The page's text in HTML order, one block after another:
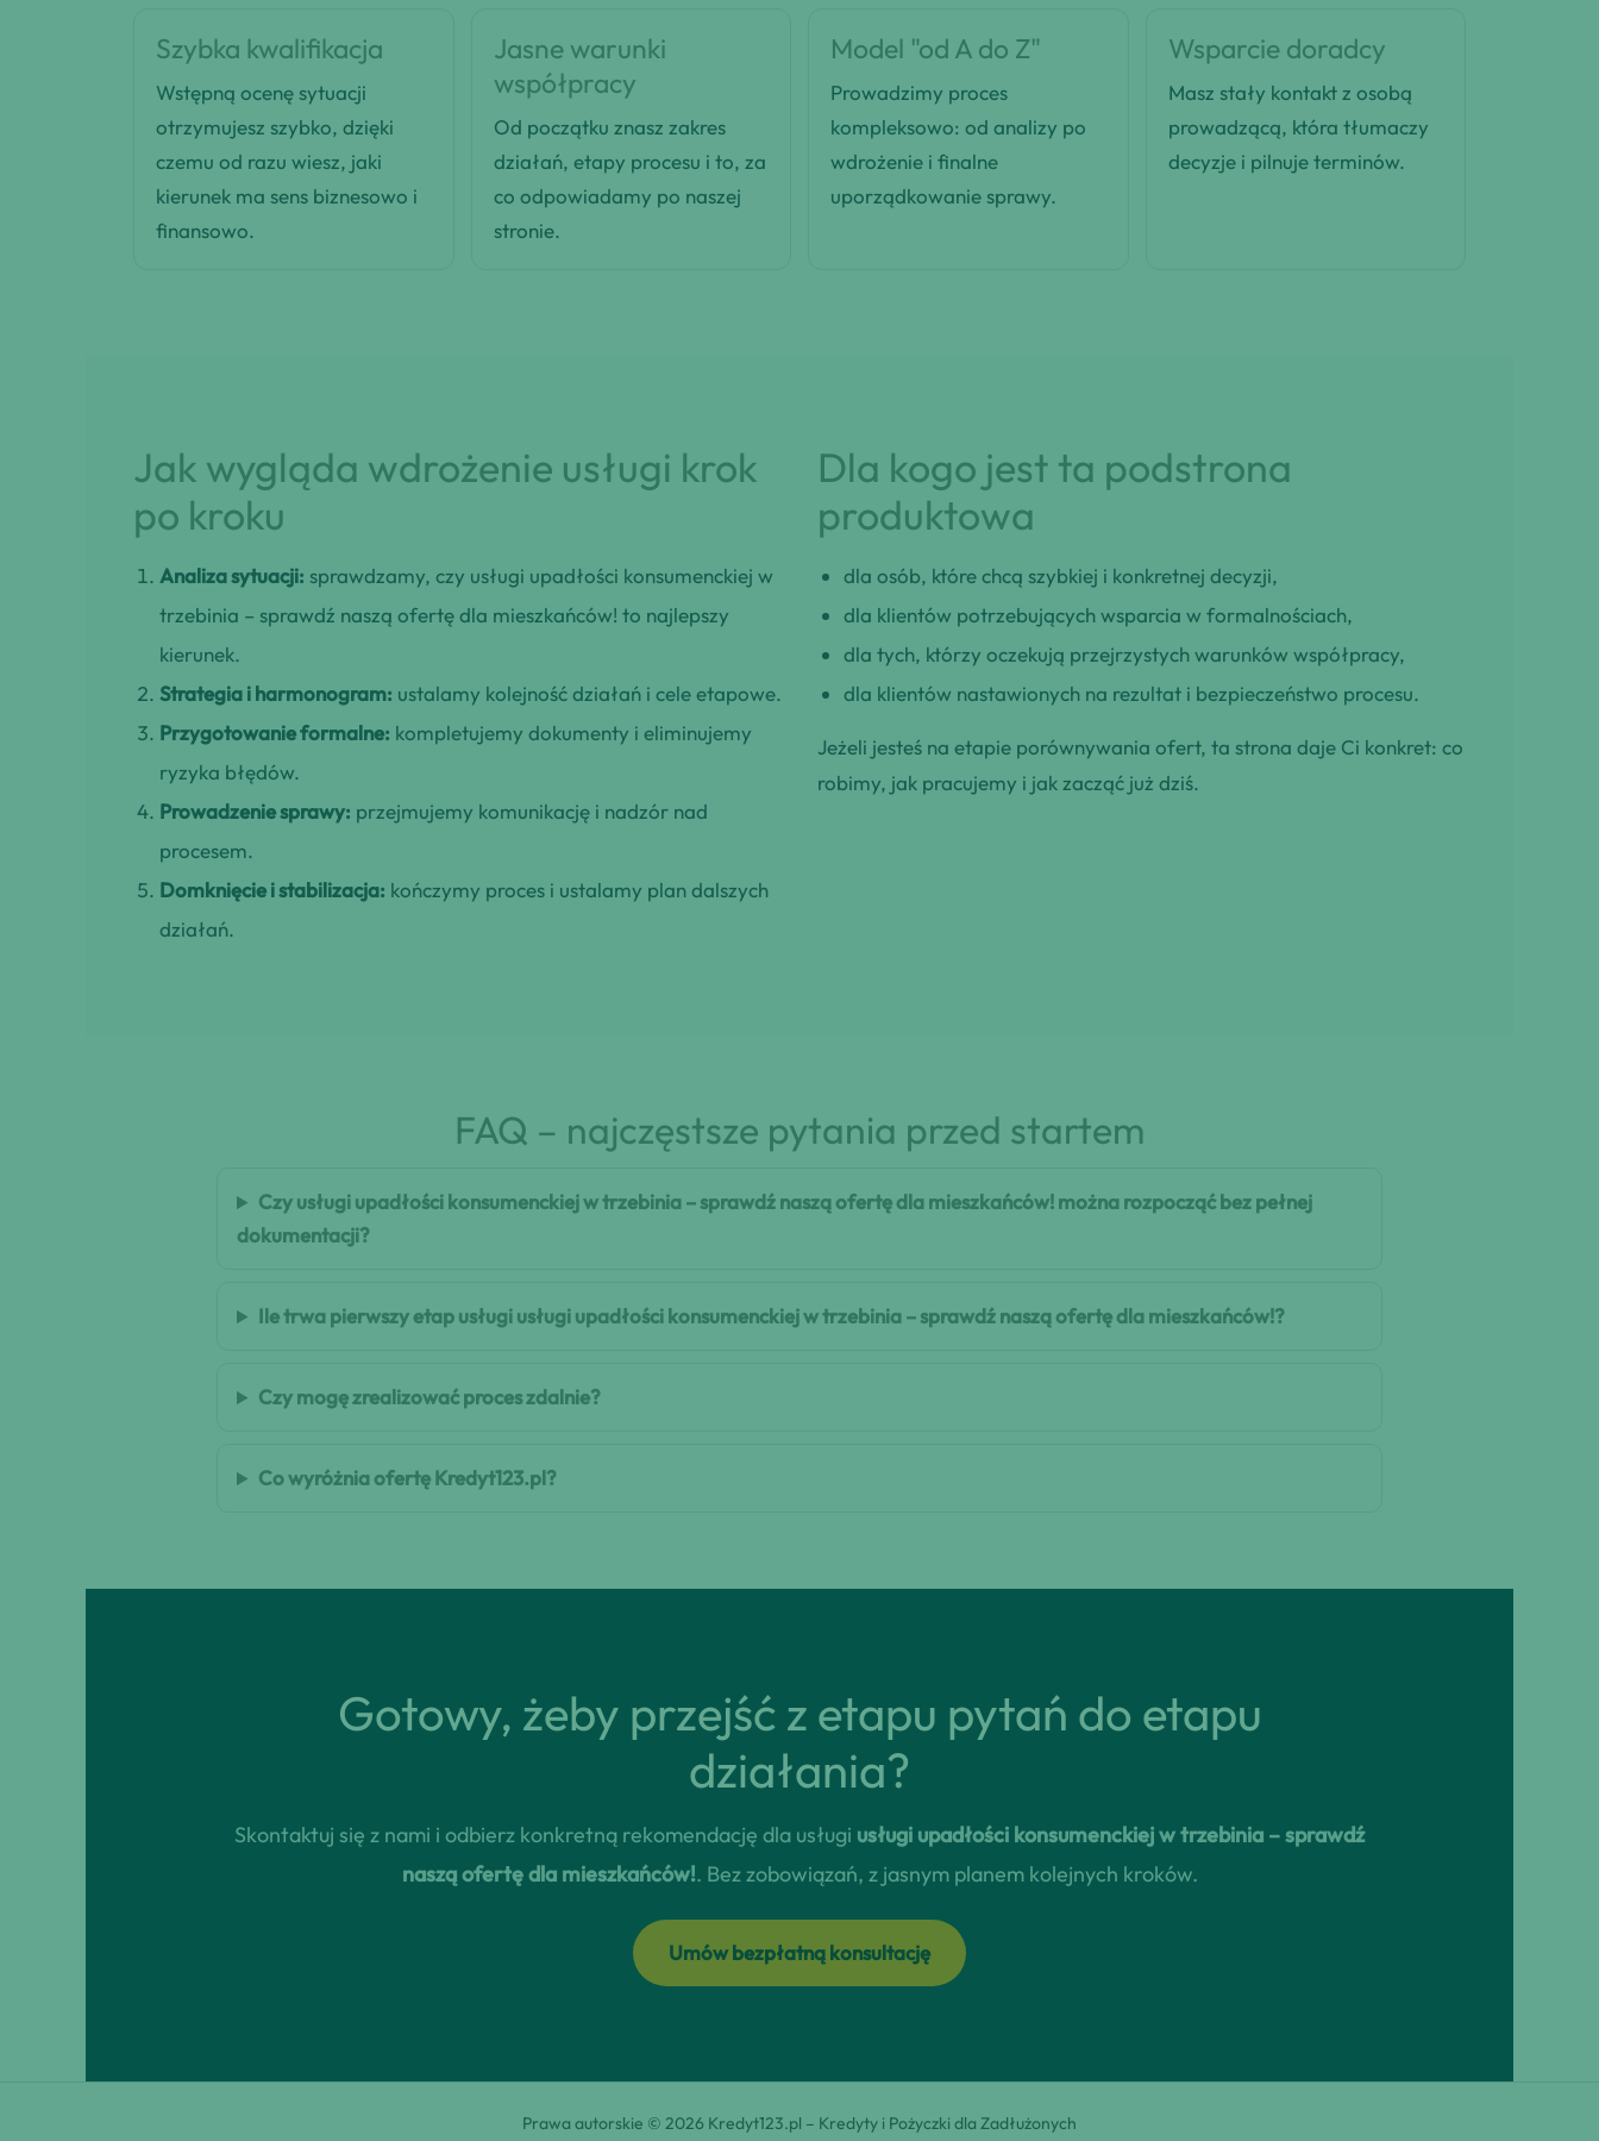
Szybka kwalifikacja
Wstępną ocenę sytuacji
otrzymujesz szybko, dzięki
czemu od razu wiesz, jaki
kierunek ma sens biznesowo i
finansowo.
Jasne warunki
współpracy
Od początku znasz zakres
działań, etapy procesu i to, za
co odpowiadamy po naszej
stronie.
Model "od A do Z"
Prowadzimy proces
kompleksowo: od analizy po
wdrożenie i finalne
uporządkowanie sprawy.
Wsparcie doradcy
Masz stały kontakt z osobą
prowadzącą, która tłumaczy
decyzje i pilnuje terminów.
Jak wygląda wdrożenie usługi krok
po kroku
Analiza sytuacji: sprawdzamy, czy usługi upadłości konsumenckiej w
trzebinia – sprawdź naszą ofertę dla mieszkańców! to najlepszy
kierunek.
Strategia i harmonogram: ustalamy kolejność działań i cele etapowe.
Przygotowanie formalne: kompletujemy dokumenty i eliminujemy
ryzyka błędów.
Prowadzenie sprawy: przejmujemy komunikację i nadzór nad
procesem.
Domknięcie i stabilizacja: kończymy proces i ustalamy plan dalszych
działań.
Dla kogo jest ta podstrona
produktowa
dla osób, które chcą szybkiej i konkretnej decyzji,
dla klientów potrzebujących wsparcia w formalnościach,
dla tych, którzy oczekują przejrzystych warunków współpracy,
dla klientów nastawionych na rezultat i bezpieczeństwo procesu.
Jeżeli jesteś na etapie porównywania ofert, ta strona daje Ci konkret: co
robimy, jak pracujemy i jak zacząć już dziś.
FAQ – najczęstsze pytania przed startem
Czy usługi upadłości konsumenckiej w trzebinia – sprawdź naszą ofertę dla mieszkańców! można rozpocząć bez pełnej
dokumentacji?
Ile trwa pierwszy etap usługi usługi upadłości konsumenckiej w trzebinia – sprawdź naszą ofertę dla mieszkańców!?
Czy mogę zrealizować proces zdalnie?
Co wyróżnia ofertę Kredyt123.pl?
Gotowy, żeby przejść z etapu pytań do etapu
działania?
Skontaktuj się z nami i odbierz konkretną rekomendację dla usługi usługi upadłości konsumenckiej w trzebinia – sprawdź
naszą ofertę dla mieszkańców!. Bez zobowiązań, z jasnym planem kolejnych kroków.
Umów bezpłatną konsultację
Prawa autorskie © 2026 Kredyt123.pl – Kredyty i Pożyczki dla Zadłużonych